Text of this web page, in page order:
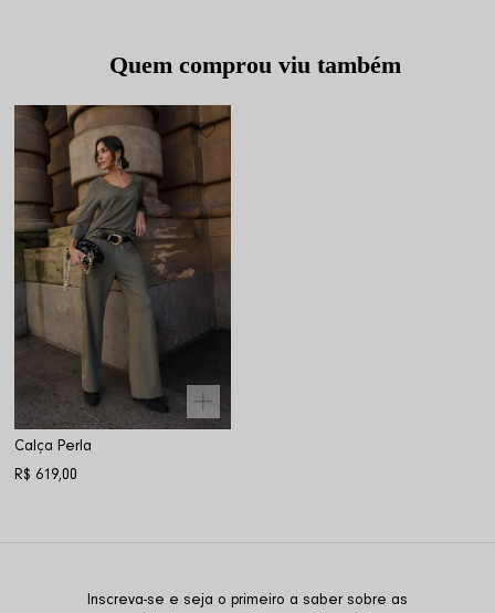
Quem comprou viu também
Calça Perla
R$ 619,00
Inscreva-se e seja o primeiro a saber sobre as